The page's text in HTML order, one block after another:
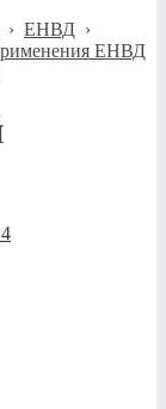
› ЕНВД ›
ЕНВД